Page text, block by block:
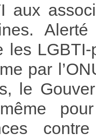
aux
les
par
le